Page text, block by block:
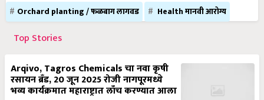
Orchard planting / फळबाग लागवड
Health मानवी आरोग्य
Top Stories
Arqivo, Tagros Chemicals चा नवा कृषी
रसायन ब्रँड, 20 जून 2025 रोजी नागपूरमध्ये
भव्य कार्यक्रमात महाराष्ट्रात लाँच करण्यात आला